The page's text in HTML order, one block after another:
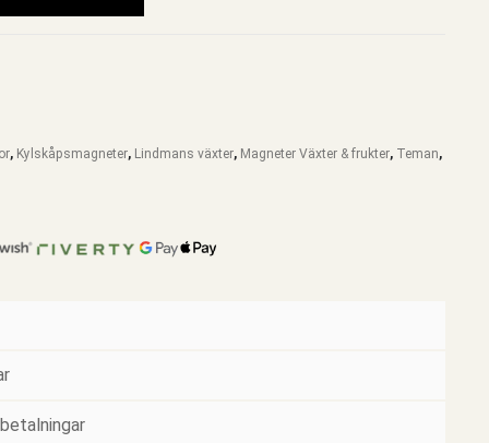
, Kylskåpsmagneter, Lindmans växter, Magneter Växter & frukter, Teman,